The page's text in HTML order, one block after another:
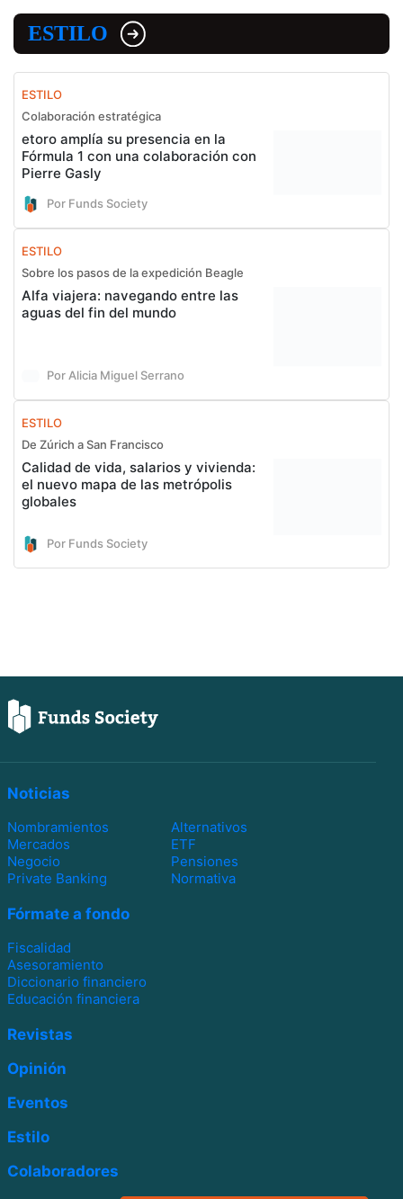
ESTILO
ESTILO
Colaboración estratégica
etoro amplía su presencia en la
Fórmula 1 con una colaboración con
Pierre Gasly
Por Funds Society
ESTILO
Sobre los pasos de la expedición Beagle
Alfa viajera: navegando entre las
aguas del fin del mundo
Por Alicia Miguel Serrano
ESTILO
De Zúrich a San Francisco
Calidad de vida, salarios y vivienda:
el nuevo mapa de las metrópolis
globales
Por Funds Society
Noticias
Nombramientos
Alternativos
Mercados
ETF
Negocio
Pensiones
Private Banking
Normativa
Fórmate a fondo
Fiscalidad
Asesoramiento
Diccionario financiero
Educación financiera
Revistas
Opinión
Eventos
Estilo
Colaboradores